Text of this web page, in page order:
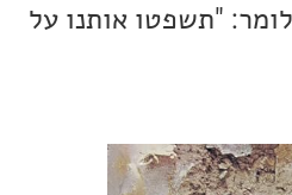
"תשפטו אותנו על